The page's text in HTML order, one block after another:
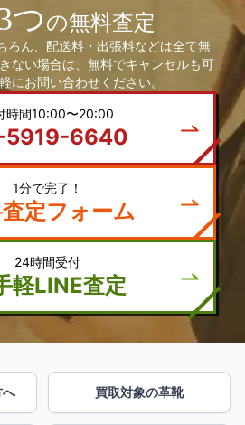
つの無料査定
ろん、配送料・出張料などは全て無
ない場合は、無料でキャンセルも可
にお問い合わせください。
時間10:00〜20:00
6640
1分で完了！
定フォーム
24時間受付
軽LINE査定
へ 買取対象の革靴